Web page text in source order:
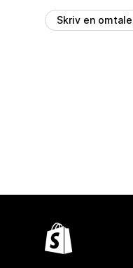
Skriv en omtale